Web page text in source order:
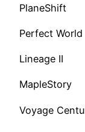
PlaneShift
Perfect World
Lineage II
MapleStory
Voyage